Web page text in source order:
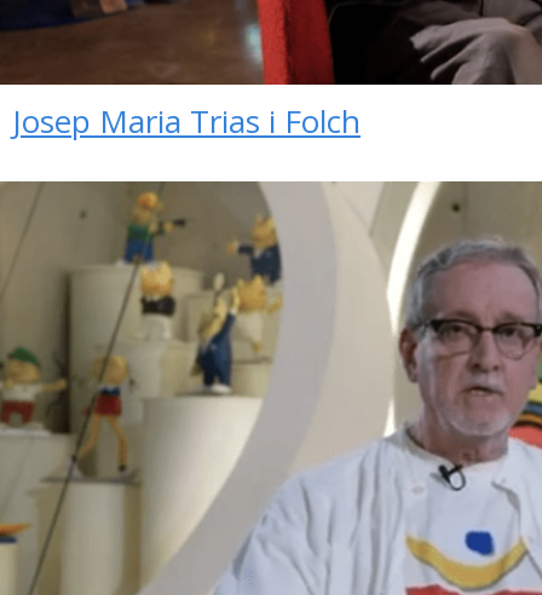
Josep Maria Trias i Folch